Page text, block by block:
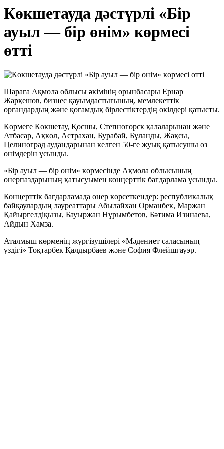
Көкшетауда дәстүрлі «Бір
ауыл — бір өнім» көрмесі
өтті
Шараға Ақмола облысы әкімінің орынбасары Ернар
Жарқешов, бизнес қауымдастығының, мемлекеттік
органдардың және қоғамдық бірлестіктердің өкілдері қатысты.
Көрмеге Көкшетау, Қосшы, Степногорск қалаларынан және
Атбасар, Ақкөл, Астрахан, Бурабай, Бұланды, Жақсы,
Целиноград аудандарынан келген 50-ге жуық қатысушы өз
өнімдерін ұсынды.
«Бір ауыл — бір өнім» көрмесінде Ақмола облысының
өнерпаздарының қатысуымен концерттік бағдарлама ұсынды.
Концерттік бағдарламада өнер көрсеткендер: республикалық
байқаулардың лауреаттары Абылайхан Орманбек, Маржан
Қайыргелдіқызы, Бауыржан Нұрымбетов, Бәтима Изинаева,
Айдын Хамза.
Аталмыш көрменің жүргізушілері «Мәдениет саласының
үздігі» Тоқтарбек Қалдырбаев және София Флейшгауэр.